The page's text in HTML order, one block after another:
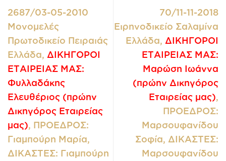
2687/03-05-2010
Μονομελές
Πρωτοδικείο Πειραιάς
Ελλάδα, ΔΙΚΗΓΟΡΟΙ
ΕΤΑΙΡΕΙΑΣ ΜΑΣ:
Φυλλαδάκης
Ελευθέριος (πρώην
Δικηγόρος Εταιρείας
μας) , ΠΡΟΕΔΡΟΣ:
Γιαμπούρη Μαρία,
ΔΙΚΑΣΤΕΣ: Γιαμπούρη
70/11-11-2018
Ειρηνοδικείο Σαλαμίνα
Ελλάδα, ΔΙΚΗΓΟΡΟΙ
ΕΤΑΙΡΕΙΑΣ ΜΑΣ:
Μαρώση Ιωάννα
(πρώην Δικηγόρος
Εταιρείας μας)
ΠΡΟΕΔΡΟΣ:
Μαρσουφανίδου
Σοφία, ΔΙΚΑΣΤΕΣ:
Μαρσουφανίδου